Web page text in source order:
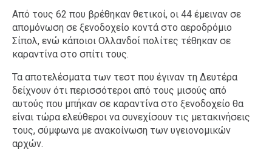
Από τους 62 που βρέθηκαν θετικοί, οι 44 έμειναν σε
απομόνωση σε ξενοδοχείο κοντά στο αεροδρόμιο
Σίπολ, ενώ κάποιοι Ολλανδοί πολίτες τέθηκαν σε
καραντίνα στο σπίτι τους.
Τα αποτελέσματα των τεστ που έγιναν τη Δευτέρα
δείχνουν ότι περισσότεροι από τους μισούς από
αυτούς που μπήκαν σε καραντίνα στο ξενοδοχείο θα
είναι τώρα ελεύθεροι να συνεχίσουν τις μετακινήσεις
τους, σύμφωνα με ανακοίνωση των υγειονομικών
αρχών.